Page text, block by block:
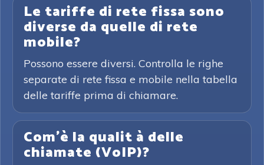
Le tariffe di rete fissa sono
diverse da quelle di rete
mobile?
Possono essere diversi. Controlla le righe
separate di rete fissa e mobile nella tabella
delle tariffe prima di chiamare.
Com'è la qualit à delle
chiamate (VoIP)?